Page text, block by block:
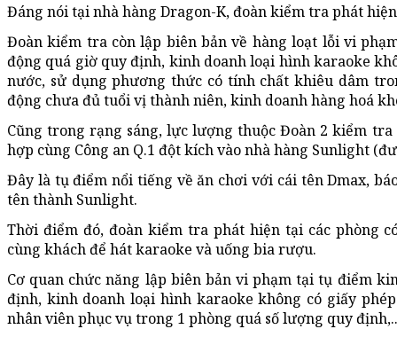
Đáng nói tại nhà hàng Dragon-K, đoàn kiểm tra phát
Đoàn kiểm tra còn lập biên bản về hàng loạt lỗi vi
động quá giờ quy định, kinh doanh loại hình karaoke
nước, sử dụng phương thức có tính chất khiêu dâm
động chưa đủ tuổi vị thành niên, kinh doanh hàng hoá
Cũng trong rạng sáng, lực lượng thuộc Đoàn 2 kiểm tra
hợp cùng Công an Q.1 đột kích vào nhà hàng Sunlight
Đây là tụ điểm nổi tiếng về ăn chơi với cái tên Dmax,
tên thành Sunlight.
Thời điểm đó, đoàn kiểm tra phát hiện tại các phòng
cùng khách để hát karaoke và uống bia rượu.
Cơ quan chức năng lập biên bản vi phạm tại tụ điểm
định, kinh doanh loại hình karaoke không có giấy
nhân viên phục vụ trong 1 phòng quá số lượng quy